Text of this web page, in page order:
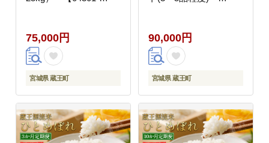
75,000円
宮城県 蔵王町
90,000円
宮城県 蔵王町